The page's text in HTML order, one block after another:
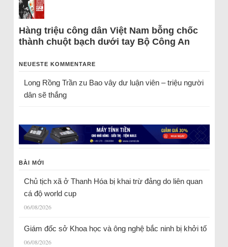
Hàng triệu công dân Việt Nam bỗng chốc
thành chuột bạch dưới tay Bộ Công An
NEUESTE KOMMENTARE
Long Rồng Trầnzu Bao vây dư luận viên – triệu người
dân sẽ thắng
BÀI MỚI
Chủ tịch xã ở Thanh Hóa bị khai trừ đảng do liên quan
cá độ world cup
06/08/2026
Giám đốc sở Khoa học và ông nghệ bắc ninh bị khởi tố
06/08/2026